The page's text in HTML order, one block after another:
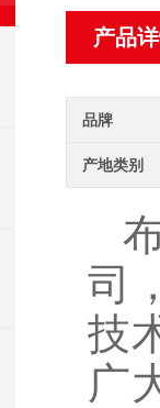
产品
品牌
产地类别
司
技
广